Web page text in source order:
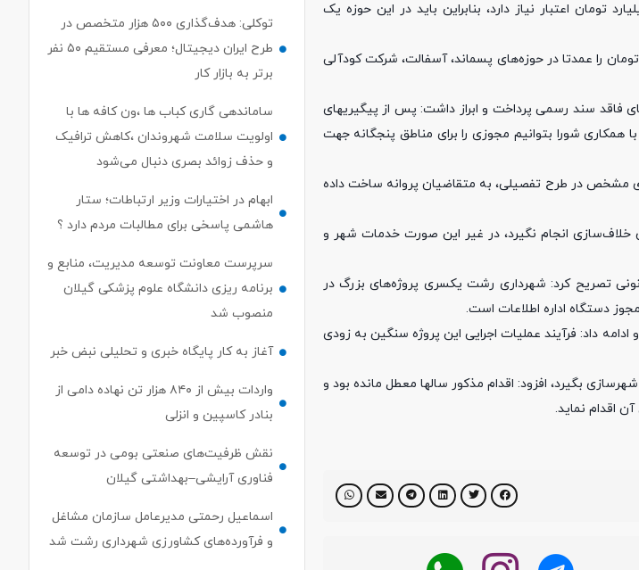
اعتبار نیاز دارد، بنابراین باید در این حوزه یک
اضافه کرد: شهرداری رشت در یکماه اخیر مناقصه چندین پروژه بالای ۱۰۰ میلیارد تومان را عمدتا در حوزه‌های پسماند، آسفالت، شرکت کودآلی
سند رسمی پرداخت و ابراز داشت: پس از پیگیریهای
شورا بتوانیم مجوزی را برای مناطق پنجگانه جهت
مشخص در طرح تفصیلی، به متقاضیان پروانه ساخت داده
خلاف‌سازی انجام نگیرد، در غیر این صورت خدمات شهر و
تصریح کرد: شهرداری رشت یکسری پروژه‌های بزرگ در
دستگاه اداره اطلاعات است.
پروژه رینگ ۹۰ متری را مورد اشاره قرار داد و ادامه داد: فرآیند عملیات اجرایی این پروژه سنگین به زودی
۹۰ متری شهرداری رشت موفق شد ۱۵ هکتار زمین از راه و شهرسازی بگیرد، افزود: اقدام مذکور سالها معطل مانده بود و
اقدام نماید.
توکلی: هدف‌گذاری ۵۰۰ هزار متخصص در
طرح ایران دیجیتال؛ معرفی مستقیم ۵۰ نفر
برتر به بازار کار
ساماندهی گاری کباب ها ،ون کافه ها با
اولویت سلامت شهروندان ،کاهش ترافیک
و حذف زوائد بصری دنبال می‌شود
ابهام در اختیارات وزیر ارتباطات؛ ستار
هاشمی پاسخی برای مطالبات مردم دارد ؟
سرپرست معاونت توسعه مدیریت، منابع و
برنامه ریزی دانشگاه علوم پزشکی گیلان
منصوب شد
آغاز به کار پایگاه خبری و تحلیلی نبض خبر
واردات بیش از ۸۴۰ هزار تن نهاده دامی از
بنادر كاسپین و انزلی
نقش ظرفیت‌های صنعتی بومی در توسعه
فناوری آرایشی–بهداشتی گیلان
اسماعیل رحمتی مدیرعامل سازمان مشاغل
و فرآورده‌های کشاورزی شهرداری رشت شد